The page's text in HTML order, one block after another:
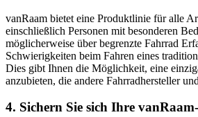
vanRaam bietet eine Produktlinie für alle
einschließlich Personen mit besonderen
möglicherweise über begrenzte Fahrrad
Schwierigkeiten beim Fahren eines
Dies gibt Ihnen die Möglichkeit, eine
anzubieten, die andere Fahrradhersteller
4. Sichern Sie sich Ihre vanRaam-